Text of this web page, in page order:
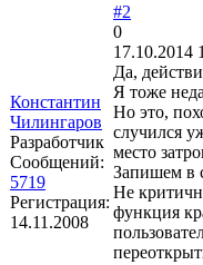
Константин
Чилингаров
Разработчик
Сообщений:
5719
Регистрация:
14.11.2008
#2
0
17.10.2014
Да,
Я тоже
Но это,
случился
место
Запишем в
Не
функция